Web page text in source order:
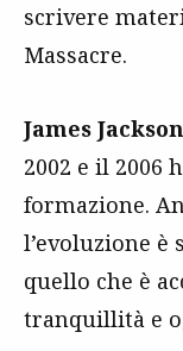
scrivere
Massacre.
James Jackson
2002 e il 2006
formazione.
l’evoluzione
quello che è
tranquillità e